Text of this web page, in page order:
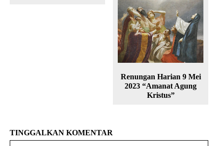
Renungan Harian 9 Mei
2023 “Amanat Agung
Kristus”
TINGGALKAN KOMENTAR